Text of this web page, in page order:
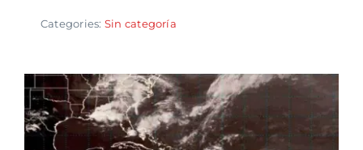
Categories: Sin categoría